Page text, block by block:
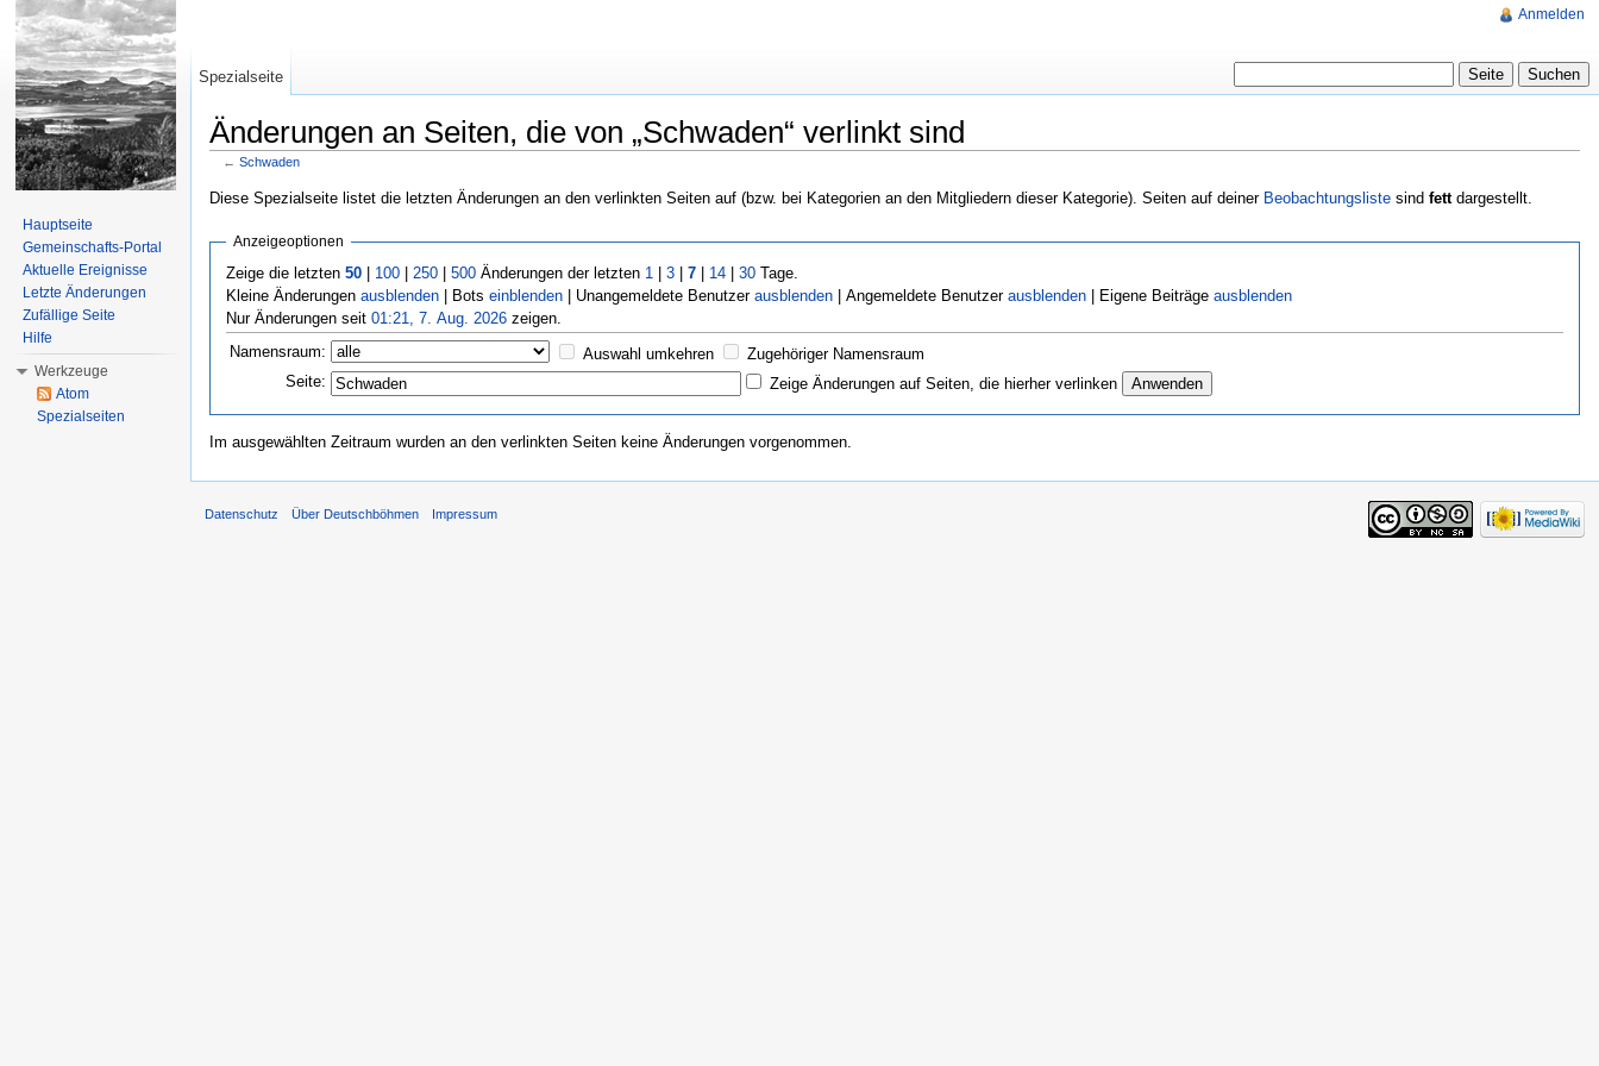
Änderungen an Seiten, die von „Schwaden“ verlinkt sind
← Schwaden
Diese Spezialseite listet die letzten Änderungen an den verlinkten Seiten auf (bzw. bei Kategorien an den Mitgliedern dieser Kategorie). Seiten auf deiner Beobachtungsliste sind fettdargestellt.
Anzeigeoptionen
Zeige die letzten 50| 100| 250| 500Änderungen der letzten 1 | 3| 7| 14| 30Tage.
Kleine Änderungen ausblenden| Bots einblenden| Unangemeldete Benutzer ausblenden| Angemeldete Benutzer ausblenden| Eigene Beiträge ausblenden
Nur Änderungen seit 01:21, 7. Aug. 2026zeigen.
Namensraum:
Auswahl umkehren
Zugehöriger Namensraum
Seite:
Zeige Änderungen auf Seiten, die hierher verlinken
Im ausgewählten Zeitraum wurden an den verlinkten Seiten keine Änderungen vorgenommen.
Anmelden
Spezialseite
Hauptseite
Gemeinschafts-Portal
Aktuelle Ereignisse
Letzte Änderungen
Zufällige Seite
Hilfe
Werkzeuge
Atom
Spezialseiten
Datenschutz Über Deutschböhmen Impressum